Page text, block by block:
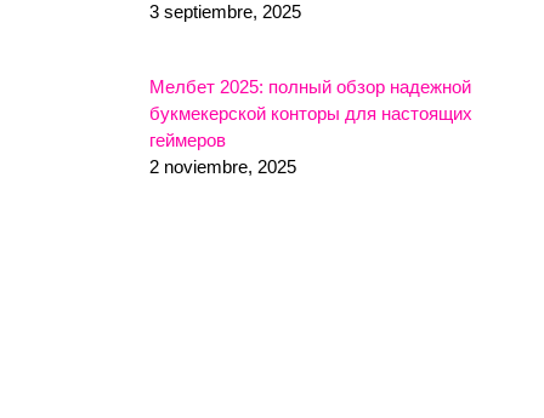
3 septiembre, 2025
Мелбет 2025: полный обзор надежной
букмекерской конторы для настоящих
геймеров
2 noviembre, 2025